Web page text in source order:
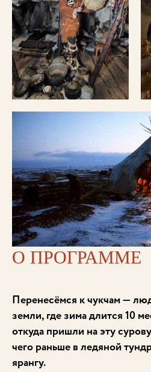
О ПРОГРАММЕ
Перенесёмся к чукчам —
земли, где зима длится 10
откуда пришли на эту
чего раньше в ледяной
ярангу.